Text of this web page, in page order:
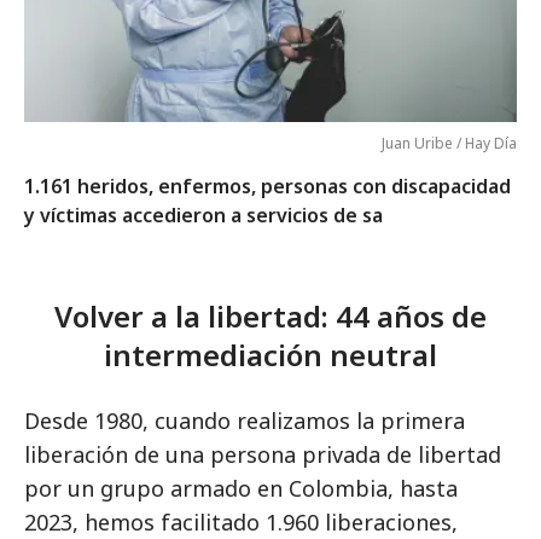
Juan Uribe / Hay Día
1.161 heridos, enfermos, personas con discapacidad
y víctimas accedieron a servicios de sa
Volver a la libertad: 44 años de
intermediación neutral
Desde 1980, cuando realizamos la primera
liberación de una persona privada de libertad
por un grupo armado en Colombia, hasta
2023, hemos facilitado 1.960 liberaciones,